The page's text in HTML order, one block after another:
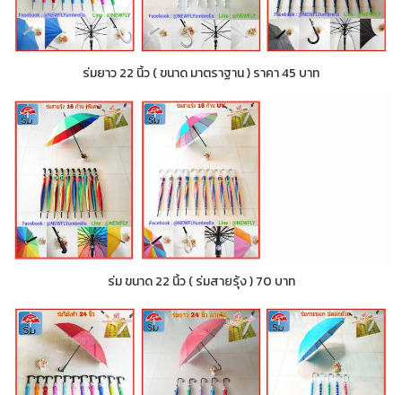
ร่มยาว 22 นิ้ว ( ขนาด มาตราฐาน ) ราคา 45 บาท
ร่ม ขนาด 22 นิ้ว ( ร่มสายรุ้ง ) 70 บาท